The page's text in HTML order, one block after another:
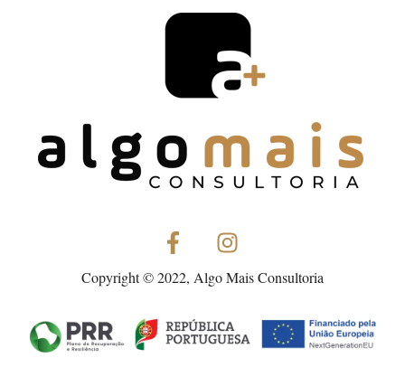
Copyright © 2022, Algo Mais Consultoria